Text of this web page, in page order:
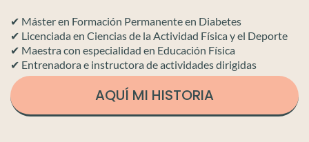
✔ Máster en Formación Permanente en Diabetes
✔ Licenciada en Ciencias de la Actividad Física y el Deporte
✔ Maestra con especialidad en Educación Física
✔ Entrenadora e instructora de actividades dirigidas
AQUÍ MI HISTORIA